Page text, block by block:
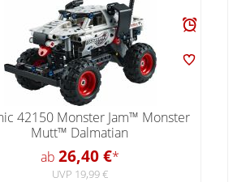
42150 Monster Jam™ Monster
Mutt™ Dalmatian
ab 26,40 €*
UVP 19,99 €